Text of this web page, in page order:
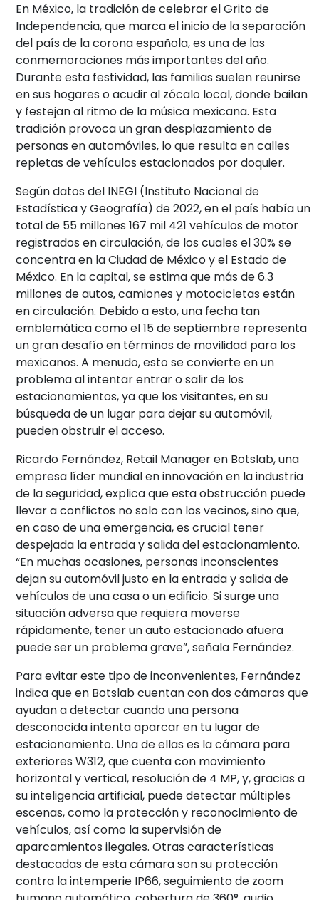
En México, la tradición de celebrar el Grito de
Independencia, que marca el inicio de la separación
del país de la corona española, es una de las
conmemoraciones más importantes del año.
Durante esta festividad, las familias suelen reunirse
en sus hogares o acudir al zócalo local, donde bailan
y festejan al ritmo de la música mexicana. Esta
tradición provoca un gran desplazamiento de
personas en automóviles, lo que resulta en calles
repletas de vehículos estacionados por doquier.
Según datos del INEGI (Instituto Nacional de
Estadística y Geografía) de 2022, en el país había un
total de 55 millones 167 mil 421 vehículos de motor
registrados en circulación, de los cuales el 30% se
concentra en la Ciudad de México y el Estado de
México. En la capital, se estima que más de 6.3
millones de autos, camiones y motocicletas están
en circulación. Debido a esto, una fecha tan
emblemática como el 15 de septiembre representa
un gran desafío en términos de movilidad para los
mexicanos. A menudo, esto se convierte en un
problema al intentar entrar o salir de los
estacionamientos, ya que los visitantes, en su
búsqueda de un lugar para dejar su automóvil,
pueden obstruir el acceso.
Ricardo Fernández, Retail Manager en Botslab, una
empresa líder mundial en innovación en la industria
de la seguridad, explica que esta obstrucción puede
llevar a conflictos no solo con los vecinos, sino que,
en caso de una emergencia, es crucial tener
despejada la entrada y salida del estacionamiento.
“En muchas ocasiones, personas inconscientes
dejan su automóvil justo en la entrada y salida de
vehículos de una casa o un edificio. Si surge una
situación adversa que requiera moverse
rápidamente, tener un auto estacionado afuera
puede ser un problema grave”, señala Fernández.
Para evitar este tipo de inconvenientes, Fernández
indica que en Botslab cuentan con dos cámaras que
ayudan a detectar cuando una persona
desconocida intenta aparcar en tu lugar de
estacionamiento. Una de ellas es la cámara para
exteriores W312, que cuenta con movimiento
horizontal y vertical, resolución de 4 MP, y, gracias a
su inteligencia artificial, puede detectar múltiples
escenas, como la protección y reconocimiento de
vehículos, así como la supervisión de
aparcamientos ilegales. Otras características
destacadas de esta cámara son su protección
contra la intemperie IP66, seguimiento de zoom